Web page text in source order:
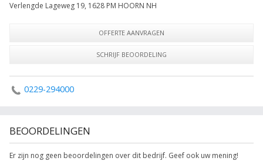
Verlengde Lageweg 19, 1628 PM HOORN NH
OFFERTE AANVRAGEN
SCHRIJF BEOORDELING
0229-294000
BEOORDELINGEN
Er zijn nog geen beoordelingen over dit bedrijf. Geef ook uw mening!